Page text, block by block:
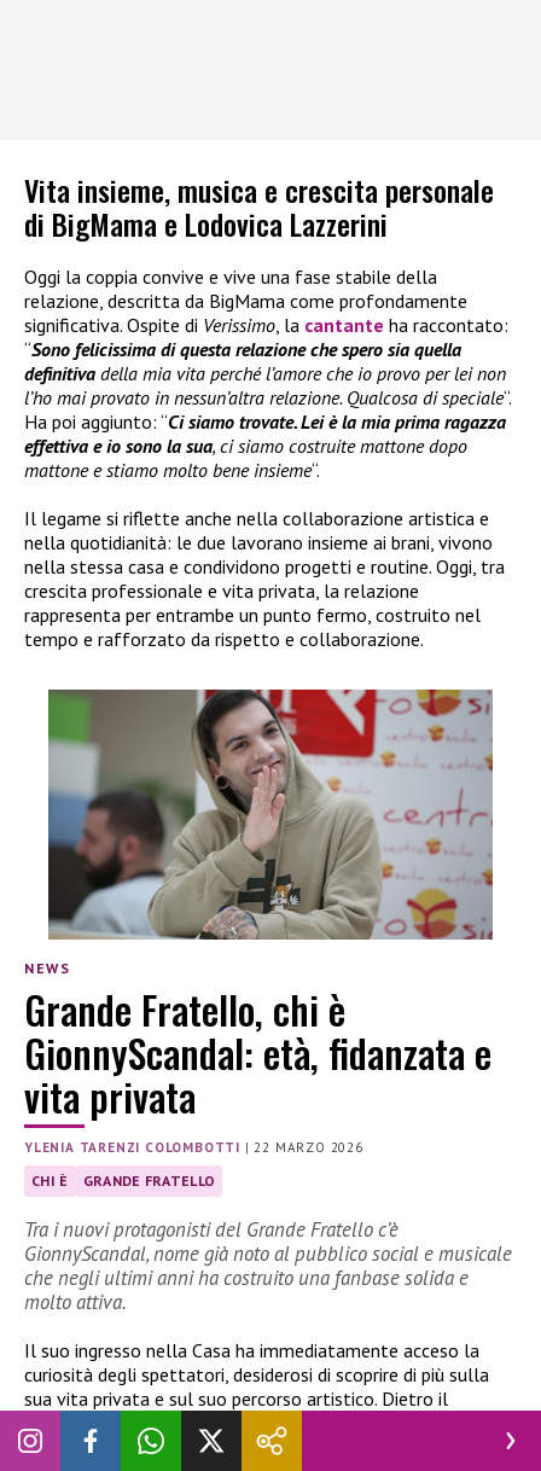
Vita insieme, musica e crescita personale
di BigMama e Lodovica Lazzerini
Oggi la coppia convive e vive una fase stabile della
relazione, descritta da BigMama come profondamente
significativa. Ospite di Verissimo , la cantante ha raccontato:
“Sono felicissima di questa relazione che spero sia quella
definitiva della mia vita perché l’amore che io provo per lei non
l’ho mai provato in nessun’altra relazione. Qualcosa di speciale“.
Ha poi aggiunto: “Ci siamo trovate. Lei è la mia prima ragazza
effettiva e io sono la sua, ci siamo costruite mattone dopo
mattone e stiamo molto bene insieme“.
Il legame si riflette anche nella collaborazione artistica e
nella quotidianità: le due lavorano insieme ai brani, vivono
nella stessa casa e condividono progetti e routine. Oggi, tra
crescita professionale e vita privata, la relazione
rappresenta per entrambe un punto fermo, costruito nel
tempo e rafforzato da rispetto e collaborazione.
NEWS
Grande Fratello, chi è
GionnyScandal: età, fidanzata e
vita privata
YLENIA TARENZI COLOMBOTTI |22 MARZO 2026
CHI È GRANDE FRATELLO
Tra i nuovi protagonisti del Grande Fratello c’è
GionnyScandal, nome già noto al pubblico social e musicale
che negli ultimi anni ha costruito una fanbase solida e
molto attiva.
Il suo ingresso nella Casa ha immediatamente acceso la
curiosità degli spettatori, desiderosi di scoprire di più sulla
sua vita privata e sul suo percorso artistico. Dietro il
personaggio televisivo, infatti, si nasconde un artista che ha
saputo muoversi tra musica, social e contenuti digitali,